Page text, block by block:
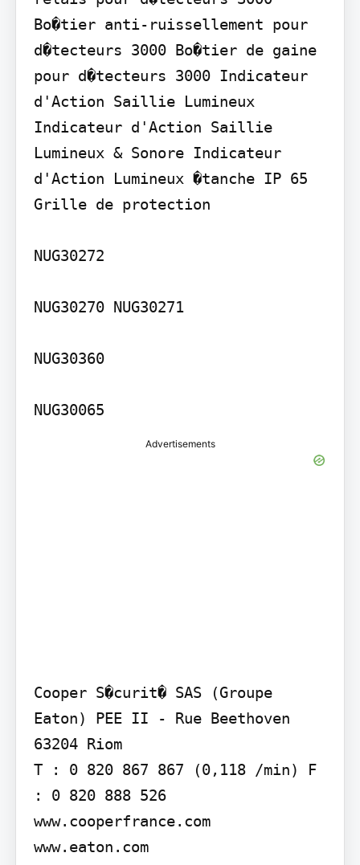
Bo�tier anti-ruissellement pour
d�tecteurs 3000 Bo�tier de gaine
pour d�tecteurs 3000 Indicateur
d'Action Saillie Lumineux
Indicateur d'Action Saillie
Lumineux & Sonore Indicateur
d'Action Lumineux �tanche IP 65
Grille de protection
NUG30272
NUG30270 NUG30271
NUG30360
NUG30065
Advertisements
Cooper S�curit� SAS (Groupe
Eaton) PEE II - Rue Beethoven
63204 Riom
T : 0 820 867 867 (0,118 /min) F
: 0 820 888 526
www.cooperfrance.com
www.eaton.com